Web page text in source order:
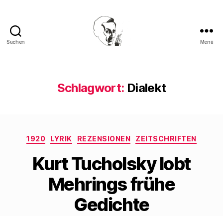
Suchen Menü
Schlagwort: Dialekt
Kategorien
1920 LYRIK REZENSIONEN ZEITSCHRIFTEN
Kurt Tucholsky lobt
Mehrings frühe
Gedichte